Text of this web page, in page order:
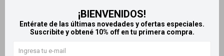
¡BIENVENIDOS!
Entérate de las últimas novedades y ofertas especiales.
Suscribite y obtené 10% off en tu primera compra.
Bucoseptine blister 9
caramelos
$ 467